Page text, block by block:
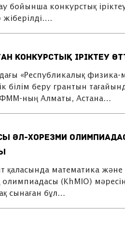
бойынша конкурстық
жіберілді….
конкурстық іріктеу
«Республикалық
беру грантын
ның Алматы, Астана…
әл-Хорезми
қаласында математика
(KhMIO)
сынаған бұл…